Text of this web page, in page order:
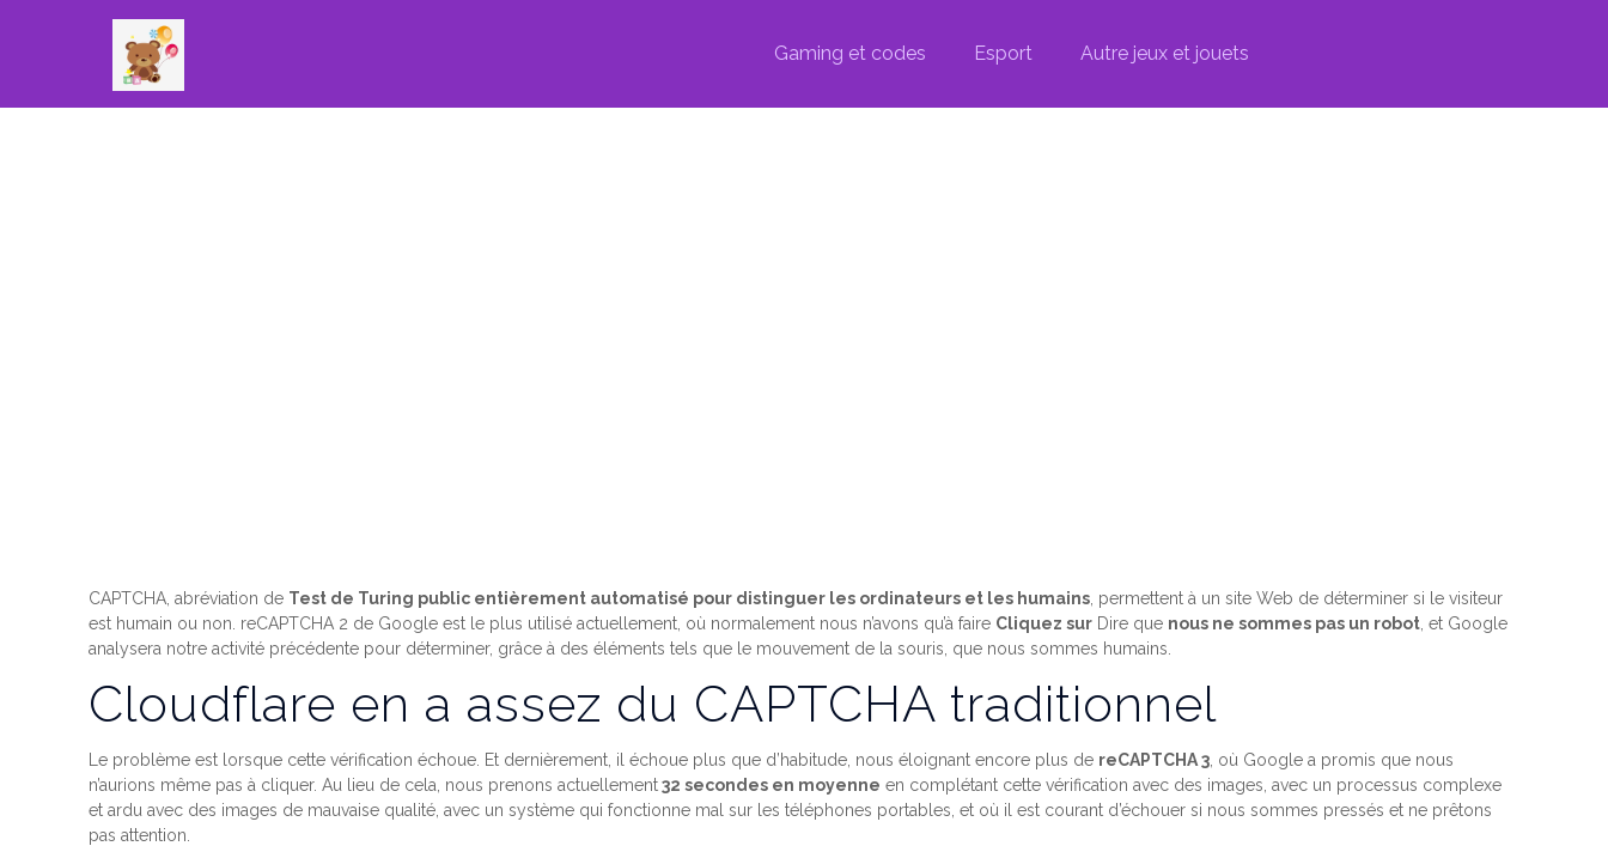
Gaming et codes Esport Autre jeux et jouets
CAPTCHA, abréviation de Test de Turing public entièrement automatisé pour distinguer les ordinateurs et les humains , permettent à un site Web de déterminer si le visiteur
est humain ou non. reCAPTCHA 2 de Google est le plus utilisé actuellement, où normalement nous n’avons qu’à faire Cliquez sur Dire que nous ne sommes pas un robot , et Google
analysera notre activité précédente pour déterminer, grâce à des éléments tels que le mouvement de la souris, que nous sommes humains.
Cloudflare en a assez du CAPTCHA traditionnel
Le problème est lorsque cette vérification échoue. Et dernièrement, il échoue plus que d’habitude, nous éloignant encore plus de reCAPTCHA 3 , où Google a promis que nous
n’aurions même pas à cliquer. Au lieu de cela, nous prenons actuellement32 secondes en moyenne en complétant cette vérification avec des images, avec un processus complexe
et ardu avec des images de mauvaise qualité, avec un système qui fonctionne mal sur les téléphones portables, et où il est courant d’échouer si nous sommes pressés et ne prêtons
pas attention.